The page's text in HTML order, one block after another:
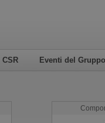
CSR Eventi del Gruppo